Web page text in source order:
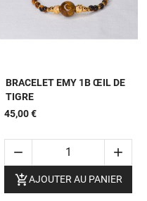
BRACELET EMY 1B ŒIL DE
TIGRE
45,00 €


AJOUTER AU PANIER